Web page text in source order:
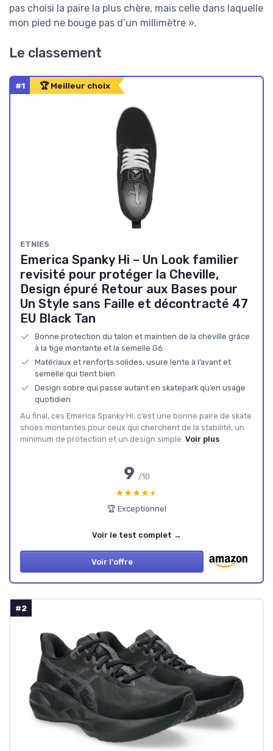
pas choisi la paire la plus chère, mais celle dans laquelle
mon pied ne bouge pas d’un millimètre ».
Le classement
#1 🏆 Meilleur choix
ETNIES
Emerica Spanky Hi – Un Look familier
revisité pour protéger la Cheville,
Design épuré Retour aux Bases pour
Un Style sans Faille et décontracté 47
EU Black Tan
Bonne protection du talon et maintien de la cheville grâce
à la tige montante et la semelle G6
Matériaux et renforts solides, usure lente à l’avant et
semelle qui tient bien
Design sobre qui passe autant en skatepark qu’en usage
quotidien
Au final, ces Emerica Spanky Hi, c’est une bonne paire de skate
shoes montantes pour ceux qui cherchent de la stabilité, un
minimum de protection et un design simple. Voir plus
9 /10
★★★★★
★★★★★
🏆 Exceptionnel
Voir le test complet →
Voir l'offre
#2